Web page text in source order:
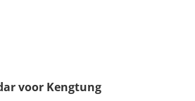
voor Kengtung